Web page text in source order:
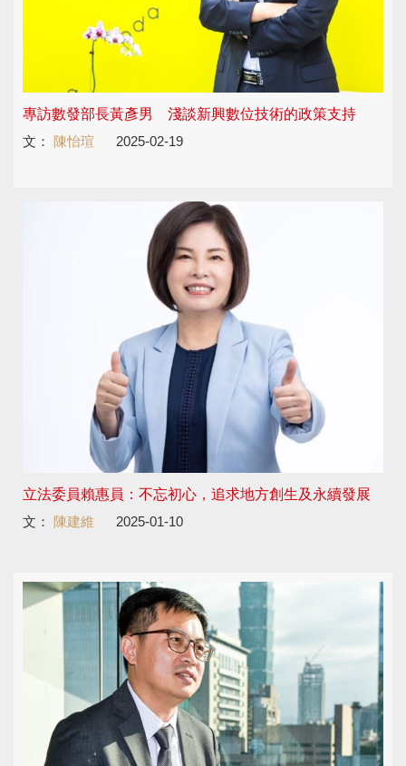
專訪數發部長黃彥男 淺談新興數位技術的政策支持
文：
陳怡瑄 2025-02-19
立法委員賴惠員：不忘初心，追求地方創生及永續發展
文：
陳建維 2025-01-10